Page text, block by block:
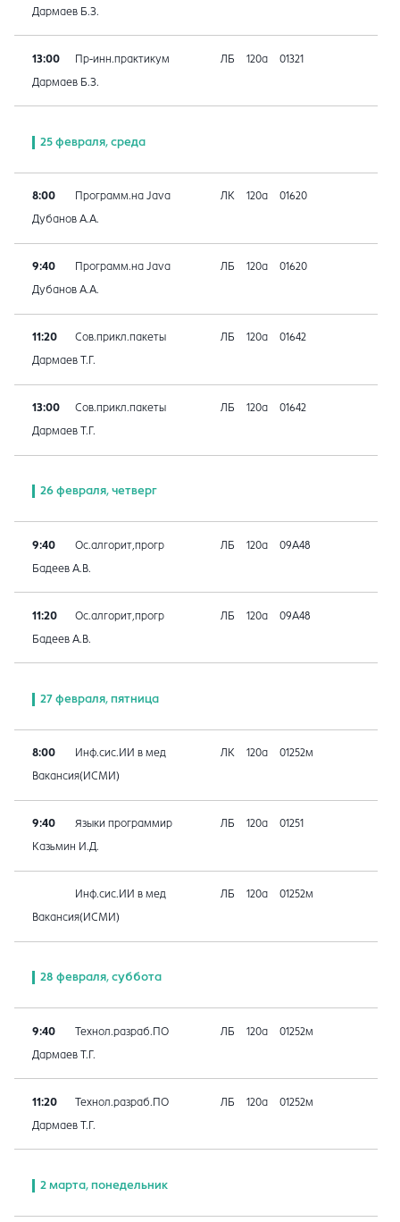
Дармаев Б.З.
13:00 Пр-инн.практикум ЛБ 120а 01321
Дармаев Б.З.
25 февраля, среда
8:00 Программ.на Java ЛК 120а 01620
Дубанов А.А.
9:40 Программ.на Java ЛБ 120а 01620
Дубанов А.А.
11:20 Сов.прикл.пакеты ЛБ 120а 01642
Дармаев Т.Г.
13:00 Сов.прикл.пакеты ЛБ 120а 01642
Дармаев Т.Г.
26 февраля, четверг
9:40 Ос.алгорит,прогр ЛБ 120а 09A48
Бадеев А.В.
11:20 Ос.алгорит,прогр ЛБ 120а 09A48
Бадеев А.В.
27 февраля, пятница
8:00 Инф.сис.ИИ в мед ЛК 120а 01252м
Вакансия(ИСМИ)
9:40 Языки программир ЛБ 120а 01251
Казьмин И.Д.
Инф.сис.ИИ в мед ЛБ 120а 01252м
Вакансия(ИСМИ)
28 февраля, суббота
9:40 Технол.разраб.ПО ЛБ 120а 01252м
Дармаев Т.Г.
11:20 Технол.разраб.ПО ЛБ 120а 01252м
Дармаев Т.Г.
2 марта, понедельник